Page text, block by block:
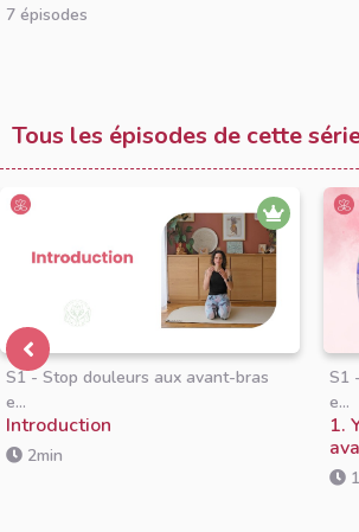
7 épisodes
Tous les épisodes de cette
S1 - Stop douleurs aux avant-bras
e...
Introduction
2min
S1
e...
1.